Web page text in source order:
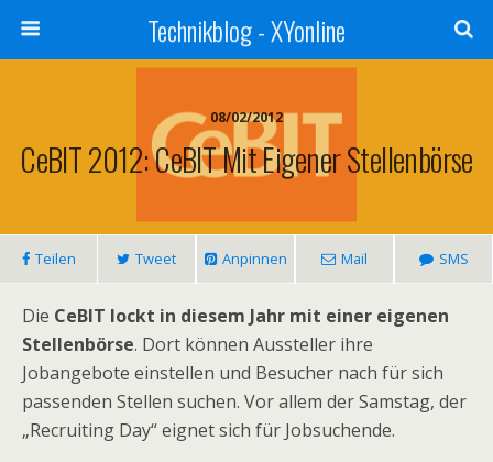
Technikblog - XYonline
08/02/2012
CeBIT 2012: CeBIT Mit Eigener Stellenbörse
Teilen Tweet Anpinnen Mail SMS
Die CeBIT lockt in diesem Jahr mit einer eigenen
Stellenbörse. Dort können Aussteller ihre
Jobangebote einstellen und Besucher nach für sich
passenden Stellen suchen. Vor allem der Samstag, der
„Recruiting Day“ eignet sich für Jobsuchende.